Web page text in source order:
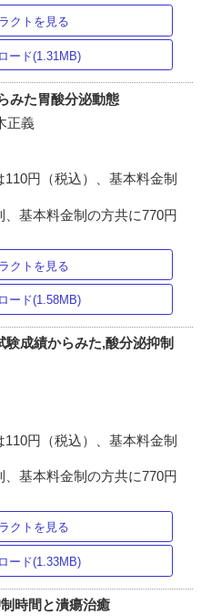
クトを見る
ード(1.31MB)
みた胃酸分泌動態
正義
円（税込）、基本料金制
基本料金制の方共に770円
クトを見る
ード(1.58MB)
成績からみた,酸分泌抑制
円（税込）、基本料金制
基本料金制の方共に770円
クトを見る
ード(1.33MB)
時間と潰瘍治癒